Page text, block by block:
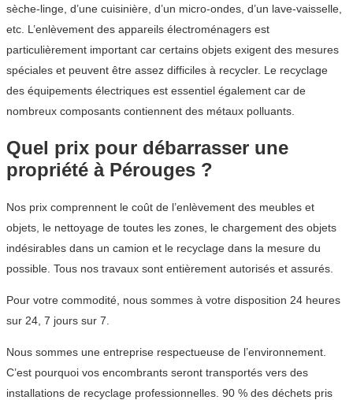
sèche-linge, d’une cuisinière, d’un micro-ondes, d’un lave-vaisselle,
etc. L’enlèvement des appareils électroménagers est
particulièrement important car certains objets exigent des mesures
spéciales et peuvent être assez difficiles à recycler. Le recyclage
des équipements électriques est essentiel également car de
nombreux composants contiennent des métaux polluants.
Quel prix pour débarrasser une
propriété à Pérouges ?
Nos prix comprennent le coût de l’enlèvement des meubles et
objets, le nettoyage de toutes les zones, le chargement des objets
indésirables dans un camion et le recyclage dans la mesure du
possible. Tous nos travaux sont entièrement autorisés et assurés.
Pour votre commodité, nous sommes à votre disposition 24 heures
sur 24, 7 jours sur 7.
Nous sommes une entreprise respectueuse de l’environnement.
C’est pourquoi vos encombrants seront transportés vers des
installations de recyclage professionnelles. 90 % des déchets pris